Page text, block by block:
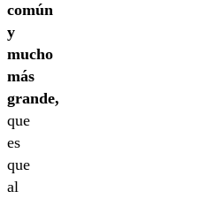
común
y
mucho
más
grande,
que
es
que
al